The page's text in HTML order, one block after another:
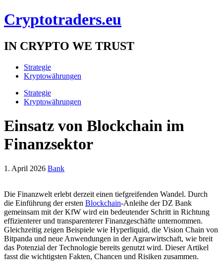
Cryptotraders.eu
IN CRYPTO WE TRUST
Strategie
Kryptowährungen
Strategie
Kryptowährungen
Einsatz von Blockchain im
Finanzsektor
1. April 2026 Bank
Die Finanzwelt erlebt derzeit einen tiefgreifenden Wandel. Durch
die Einführung der ersten Blockchain-Anleihe der DZ Bank
gemeinsam mit der KfW wird ein bedeutender Schritt in Richtung
effizienterer und transparenterer Finanzgeschäfte unternommen.
Gleichzeitig zeigen Beispiele wie Hyperliquid, die Vision Chain von
Bitpanda und neue Anwendungen in der Agrarwirtschaft, wie breit
das Potenzial der Technologie bereits genutzt wird. Dieser Artikel
fasst die wichtigsten Fakten, Chancen und Risiken zusammen.